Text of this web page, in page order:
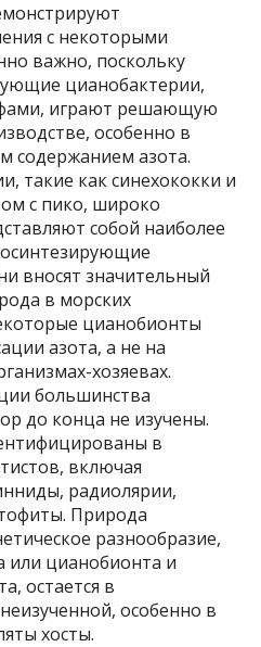
с некоторыми
важно, поскольку
цианобактерии,
играют решающую
особенно в
содержанием азота.
такие как синехококки и
с пико, широко
собой наиболее
вносят значительный
в морских
цианобионты
азота, а не на
хозяевах.
большинства
до конца не изучены.
в
включая
радиолярии,
Природа
разнообразие,
или цианобионта и
остается в
особенно в
хосты.